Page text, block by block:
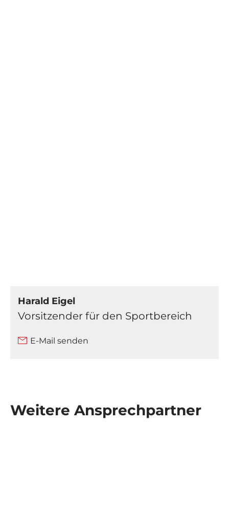
Harald Eigel
Vorsitzender für den Sportbereich
E-Mail senden
Weitere Ansprechpartner